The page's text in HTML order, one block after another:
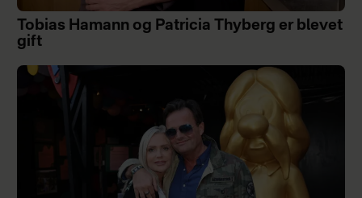
Tobias Hamann og Patricia Thyberg er blevet
gift